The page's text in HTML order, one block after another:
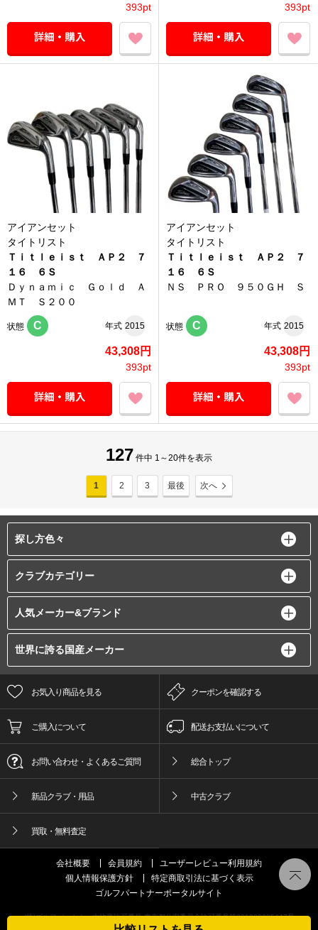
393pt 393pt
アイアンセット
タイトリスト
Ｔｉｔｌｅｉｓｔ ＡＰ２ ７
１６ ６Ｓ
Ｄｙｎａｍｉｃ Ｇｏｌｄ Ａ
ＭＴ Ｓ２００
状態 C 年式 2015
43,308円
393pt
アイアンセット
タイトリスト
Ｔｉｔｌｅｉｓｔ ＡＰ２ ７
１６ ６Ｓ
ＮＳ ＰＲＯ ９５０ＧＨ Ｓ
状態 C 年式 2015
43,308円
393pt
127 件中 1～20件を表示
1 2 3 最後 次へ
探し方色々
クラブカテゴリー
人気メーカー&ブランド
世界に誇る国産メーカー
お気入り商品を見る クーポンを確認する
ご購入について 配送お支払いについて
お問い合わせ・よくあるご質問 総合トップ
新品クラブ・用品 中古クラブ
買取・無料査定
会社概要 会員規約
ユーザーレビュー利用規約
個人情報保護方針
特定商取引法に基づく表示
ゴルフパートナーポータルサイト
(株)ゴルフパートナー古物商許可番号 東京都公安委員会許可番号第301089905447号